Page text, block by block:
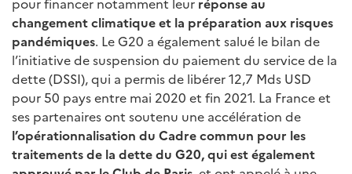
changement climatique et la préparation aux risques
pandémiques. Le G20 a également salué le bilan de
l’initiative de suspension du paiement du service de la
dette (DSSI), qui a permis de libérer 12,7 Mds USD
pour 50 pays entre mai 2020 et fin 2021. La France et
ses partenaires ont soutenu une accélération de
l’opérationnalisation du Cadre commun pour les
traitements de la dette du G20, qui est également